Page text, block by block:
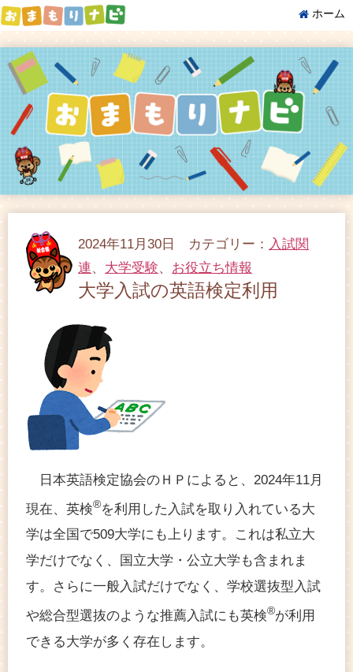
ホーム
2024年11月30日 カテゴリー： 入試関
連、 大学受験、 お役立ち情報
大学入試の英語検定利用
日本英語検定協会のＨＰによると、2024年11月
現在、英検®を利用した入試を取り入れている大
学は全国で509大学にも上ります。これは私立大
学だけでなく、国立大学・公立大学も含まれま
す。さらに一般入試だけでなく、学校選抜型入試
や総合型選抜のような推薦入試にも英検®が利用
できる大学が多く存在します。